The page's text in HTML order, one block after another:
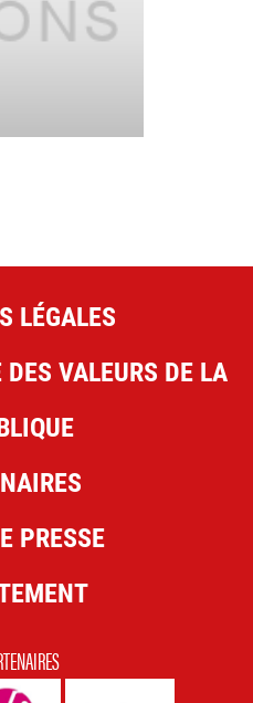
LÉGALES
VALEURS DE LA
PRESSE